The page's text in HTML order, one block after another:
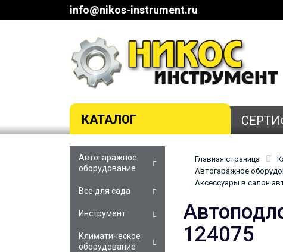
info@nikos-instrument.ru
КАТАЛОГ
Главная страница
Автогаражное
Аксессуары в салон
124075
Автогаражное
оборудование
Все для сада
Инструмент
Климатическое
оборудование